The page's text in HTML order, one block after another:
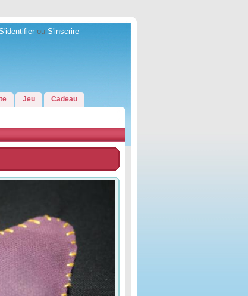
ou S'inscrire
Jeu Cadeau